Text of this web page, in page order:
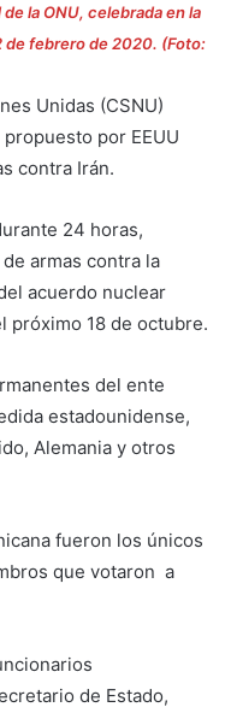
la ONU, celebrada en la
de febrero de 2020. (Foto:
Unidas (CSNU)
por EEUU
contra Irán.
24 horas,
armas contra la
acuerdo nuclear
próximo 18 de octubre.
del ente
estadounidense,
Alemania y otros
fueron los únicos
que votaron a
de Estado,